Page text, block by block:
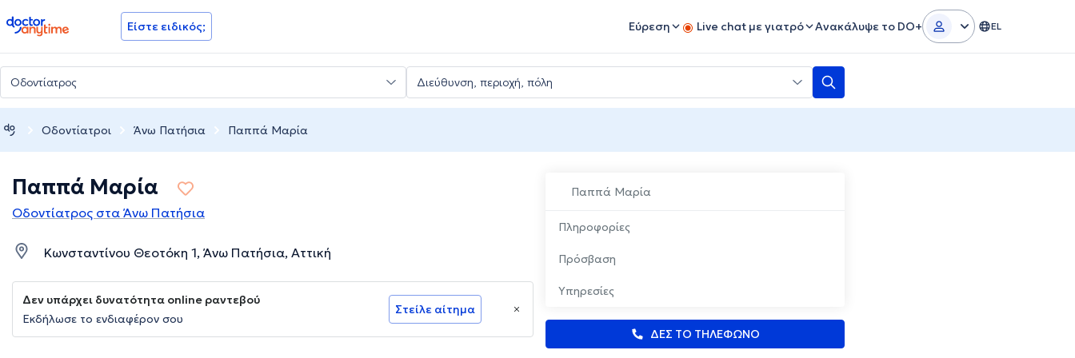
doctoranytime Είστε ειδικός; Εύρεση Live chat με γιατρό Ανακάλυψε το DO+ EL
Οδοντίατροι Άνω Πατήσια Παππά Μαρία
Παππά Μαρία
Πληροφορίες
Πρόσβαση
Υπηρεσίες
ΔΕΣ ΤΟ ΤΗΛΕΦΩΝΟ
Παππά Μαρία
Οδοντίατρος στα Άνω Πατήσια
Κωνσταντίνου Θεοτόκη 1, Άνω Πατήσια, Αττική
Δεν υπάρχει δυνατότητα online ραντεβού
Εκδήλωσε το ενδιαφέρον σου
Στείλε αίτημα